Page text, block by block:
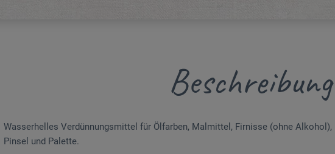
Beschreibung
Wasserhelles Verdünnungsmittel für Ölfarben, Malmittel, Firnisse (ohne
Pinsel und Palette.